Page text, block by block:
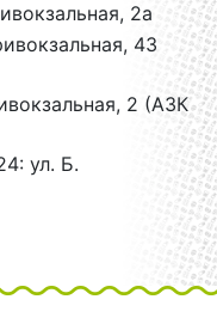
2а
43
2 (АЗК
ул. Б.